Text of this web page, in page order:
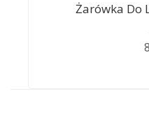
Żarówka Do